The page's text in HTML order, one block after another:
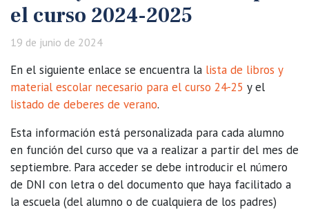
el curso 2024-2025
19 de junio de 2024
En el siguiente enlace se encuentra la lista de libros y
material escolar necesario para el curso 24-25 y el
listado de deberes de verano.
Esta información está personalizada para cada alumno
en función del curso que va a realizar a partir del mes de
septiembre. Para acceder se debe introducir el número
de DNI con letra o del documento que haya facilitado a
la escuela (del alumno o de cualquiera de los padres)